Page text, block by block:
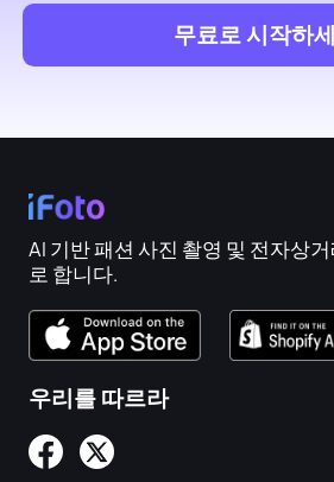
무료로 시작하
AI 기반 패션 사진 촬영 및 전자상
로 합니다.
우리를 따르라